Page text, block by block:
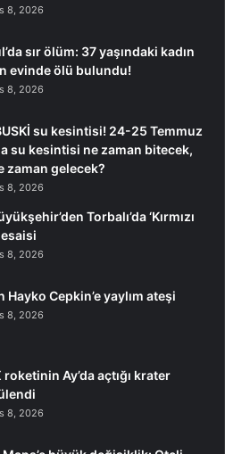
8, 2026
sır ölüm: 37 yaşındaki kadın
evinde ölü bulundu!
8, 2026
su kesintisi! 24-25 Temmuz
su kesintisi ne zaman bitecek,
zaman gelecek?
8, 2026
Torbalı’da ‘Kırmızı
8, 2026
Hayko Cepkin’e yaylım ateşi
8, 2026
roketinin Ay’da açtığı krater
8, 2026